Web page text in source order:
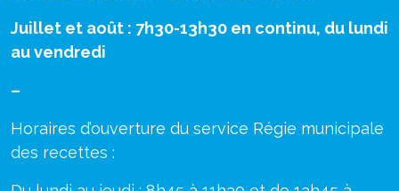
Juillet et août : 7h30-13h30 en continu, du lundi
au vendredi
–
Horaires d’ouverture du service Régie municipale
des recettes :